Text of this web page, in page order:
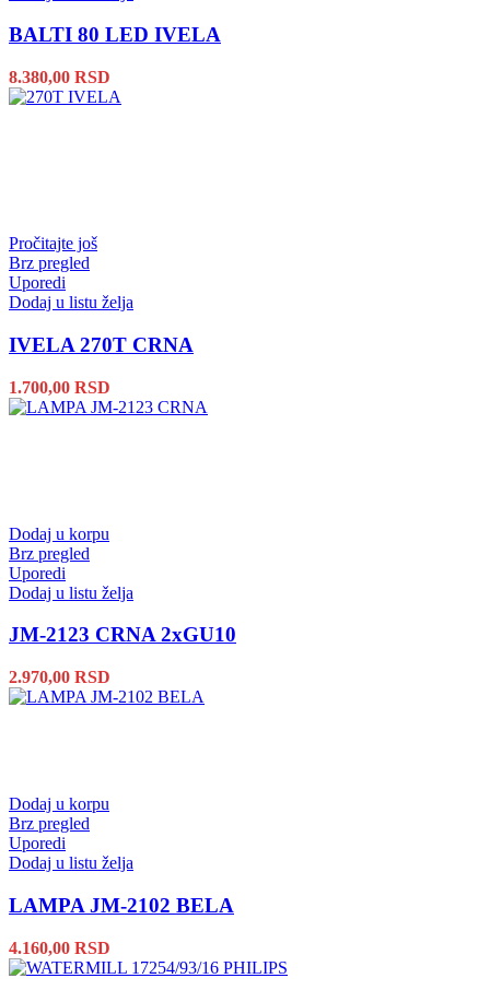
BALTI 80 LED IVELA
8.380,00 RSD
Pročitajte još
Brz pregled
Uporedi
Dodaj u listu želja
IVELA 270T CRNA
1.700,00 RSD
Dodaj u korpu
Brz pregled
Uporedi
Dodaj u listu želja
JM-2123 CRNA 2xGU10
2.970,00 RSD
Dodaj u korpu
Brz pregled
Uporedi
Dodaj u listu želja
LAMPA JM-2102 BELA
4.160,00 RSD